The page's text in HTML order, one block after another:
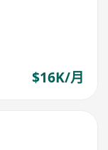
$16K/月